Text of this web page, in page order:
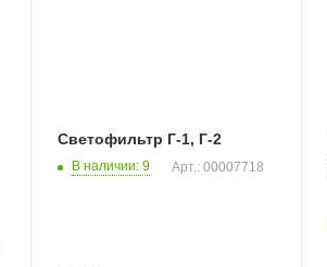
Светофильтр Г-1, Г-2
В наличии: 9 Арт.: 00007718